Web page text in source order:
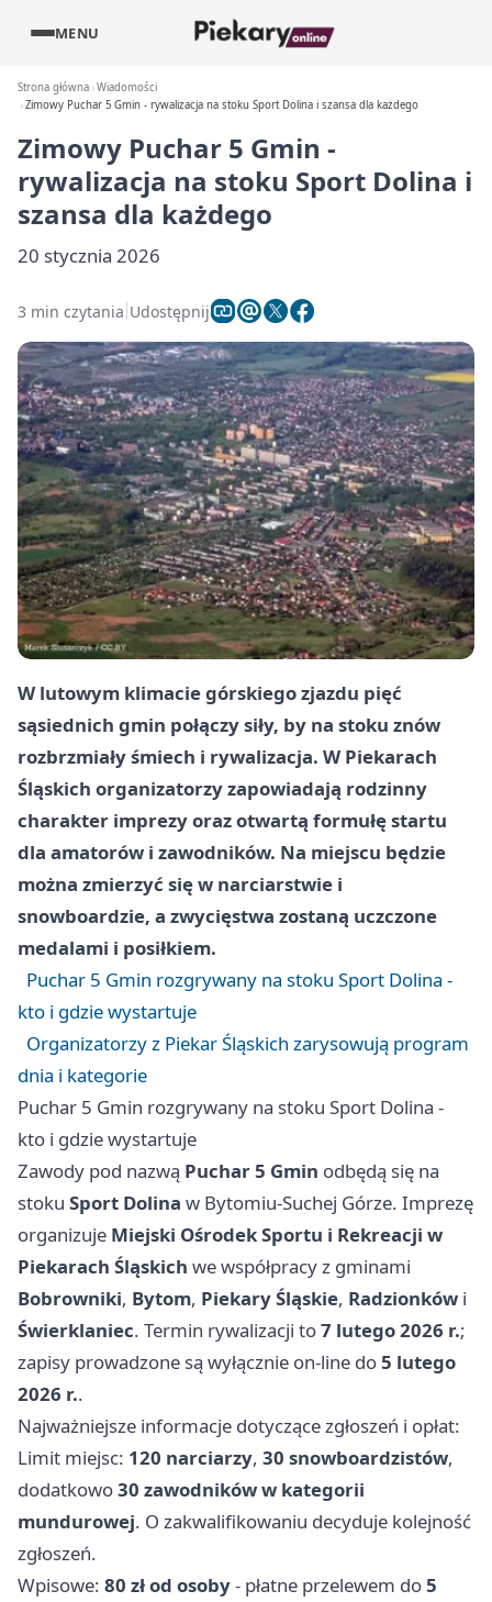
MENU
Strona główna Wiadomości
Zimowy Puchar 5 Gmin - rywalizacja na stoku Sport Dolina i szansa dla każdego
Zimowy Puchar 5 Gmin -
rywalizacja na stoku Sport Dolina i
szansa dla każdego
20 stycznia 2026
3 min czytania Udostępnij
W lutowym klimacie górskiego zjazdu pięć
sąsiednich gmin połączy siły, by na stoku znów
rozbrzmiały śmiech i rywalizacja. W Piekarach
Śląskich organizatorzy zapowiadają rodzinny
charakter imprezy oraz otwartą formułę startu
dla amatorów i zawodników. Na miejscu będzie
można zmierzyć się w narciarstwie i
snowboardzie, a zwycięstwa zostaną uczczone
medalami i posiłkiem.
Puchar 5 Gmin rozgrywany na stoku Sport Dolina -
kto i gdzie wystartuje
Organizatorzy z Piekar Śląskich zarysowują program
dnia i kategorie
Puchar 5 Gmin rozgrywany na stoku Sport Dolina -
kto i gdzie wystartuje
Zawody pod nazwą Puchar 5 Gmin odbędą się na
stoku Sport Dolina w Bytomiu-Suchej Górze. Imprezę
organizuje Miejski Ośrodek Sportu i Rekreacji w
Piekarach Śląskich we współpracy z gminami
Bobrowniki, Bytom, Piekary Śląskie, Radzionków i
Świerklaniec. Termin rywalizacji to7 lutego 2026 r.;
zapisy prowadzone są wyłącznie on-line do5 lutego
2026 r..
Najważniejsze informacje dotyczące zgłoszeń i opłat:
Limit miejsc: 120 narciarzy, 30 snowboardzistów,
dodatkowo30 zawodników w kategorii
mundurowej. O zakwalifikowaniu decyduje kolejność
zgłoszeń.
Wpisowe: 80 zł od osoby- płatne przelewem do5